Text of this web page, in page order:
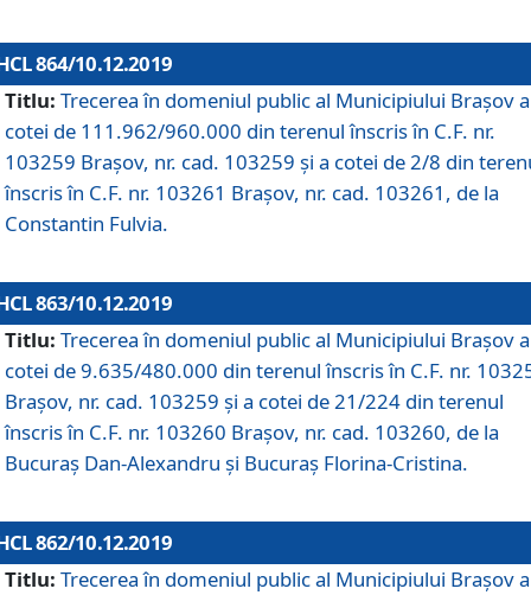
864/10.12.2019
Titlu: Trecerea în domeniul public al Municipiului Braşov a
cotei de 111.962/960.000 din terenul înscris în C.F. nr.
103259 Brașov, nr. cad. 103259 și a cotei de 2/8 din
înscris în C.F. nr. 103261 Brașov, nr. cad. 103261, de la
Constantin Fulvia.
863/10.12.2019
Titlu: Trecerea în domeniul public al Municipiului Braşov a
cotei de 9.635/480.000 din terenul înscris în C.F. nr.
Brașov, nr. cad. 103259 și a cotei de 21/224 din terenul
înscris în C.F. nr. 103260 Brașov, nr. cad. 103260, de la
Bucuraș Dan-Alexandru și Bucuraș Florina-Cristina.
862/10.12.2019
Titlu: Trecerea în domeniul public al Municipiului Braşov a